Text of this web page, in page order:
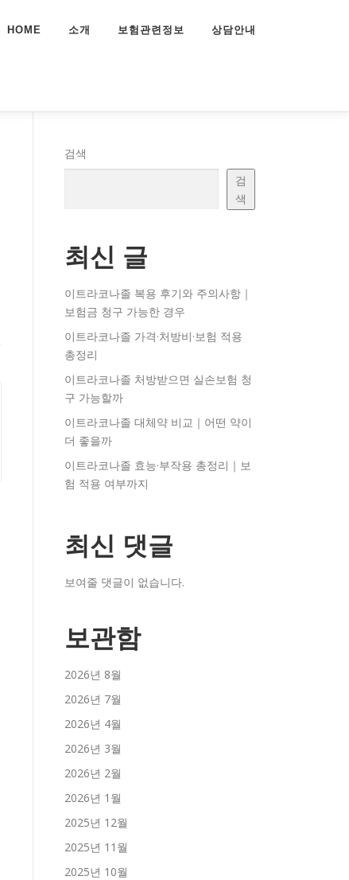
HOME 소개 보험관련정보 상담안내
검색
검
색
최신 글
이트라코나졸 복용 후기와 주의사항｜
보험금 청구 가능한 경우
이트라코나졸 가격·처방비·보험 적용
총정리
이트라코나졸 처방받으면 실손보험 청
구 가능할까
이트라코나졸 대체약 비교｜어떤 약이
더 좋을까
이트라코나졸 효능·부작용 총정리｜보
험 적용 여부까지
최신 댓글
보여줄 댓글이 없습니다.
보관함
2026년 8월
2026년 7월
2026년 4월
2026년 3월
2026년 2월
2026년 1월
2025년 12월
2025년 11월
2025년 10월